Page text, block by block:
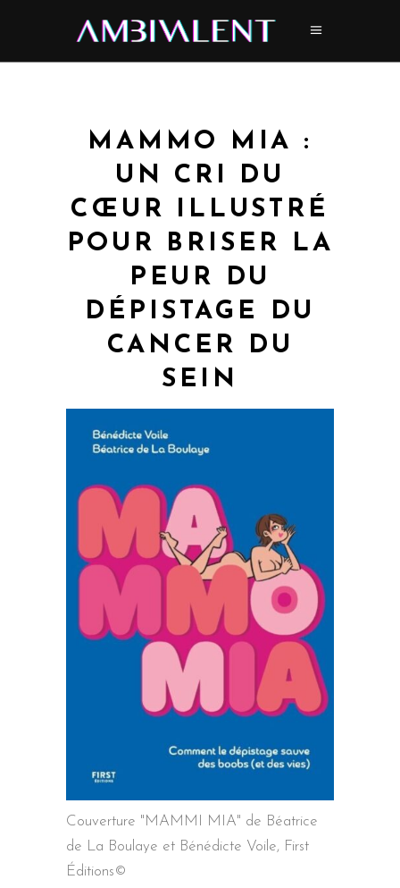
MAMMO MIA :
UN CRI DU
CŒUR ILLUSTRÉ
POUR BRISER LA
PEUR DU
DÉPISTAGE DU
CANCER DU
SEIN
Couverture "MAMMI MIA" de Béatrice
de La Boulaye et Bénédicte Voile, First
Éditions©